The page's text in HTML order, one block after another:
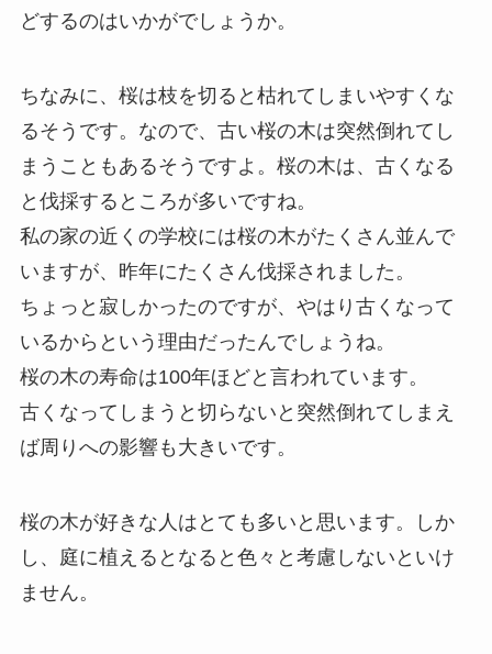
どするのはいかがでしょうか。
ちなみに、桜は枝を切ると枯れてしまいやすくな
るそうです。なので、古い桜の木は突然倒れてし
まうこともあるそうですよ。桜の木は、古くなる
と伐採するところが多いですね。
私の家の近くの学校には桜の木がたくさん並んで
いますが、昨年にたくさん伐採されました。
ちょっと寂しかったのですが、やはり古くなって
いるからという理由だったんでしょうね。
桜の木の寿命は100年ほどと言われています。
古くなってしまうと切らないと突然倒れてしまえ
ば周りへの影響も大きいです。
桜の木が好きな人はとても多いと思います。しか
し、庭に植えるとなると色々と考慮しないといけ
ません。